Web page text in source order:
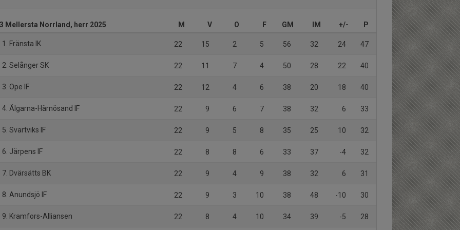
Mellersta Norrland, herr 2025 M V O F GM IM +/- P
1. Fränsta IK 22 15 2 5 56 32 24 47
2. Selånger SK 22 11 7 4 50 28 22 40
3. Ope IF 22 12 4 6 38 20 18 40
4. Älgarna-Härnösand IF 22 9 6 7 38 32 6 33
5. Svartviks IF 22 9 5 8 35 25 10 32
6. Järpens IF 22 8 8 6 33 37 -4 32
7. Dvärsätts BK 22 9 4 9 38 32 6 31
8. Anundsjö IF 22 9 3 10 38 48 -10 30
9. Kramfors-Alliansen 22 8 4 10 34 39 -5 28